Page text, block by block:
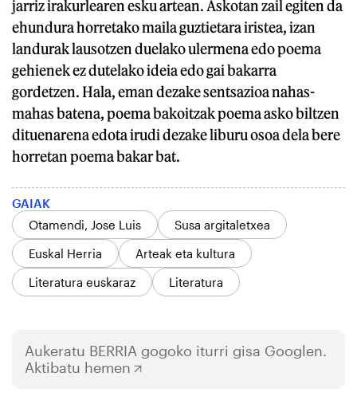
jarriz irakurlearen esku artean. Askotan zail egiten da
ehundura horretako maila guztietara iristea, izan
landurak lausotzen duelako ulermena edo poema
gehienek ez dutelako ideia edo gai bakarra
gordetzen. Hala, eman dezake sentsazioa nahas-
mahas batena, poema bakoitzak poema asko biltzen
dituenarena edota irudi dezake liburu osoa dela bere
horretan poema bakar bat.
GAIAK
Otamendi, Jose Luis
Susa argitaletxea
Euskal Herria
Arteak eta kultura
Literatura euskaraz
Literatura
Aukeratu BERRIA gogoko iturri gisa Googlen.
Aktibatu hemen